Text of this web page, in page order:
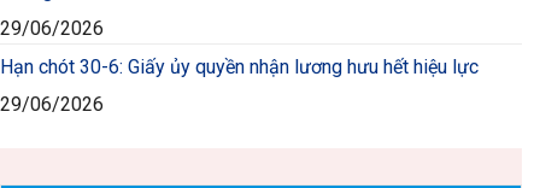
29/06/2026
Hạn chót 30-6: Giấy ủy quyền nhận lương hưu hết hiệu lực
29/06/2026